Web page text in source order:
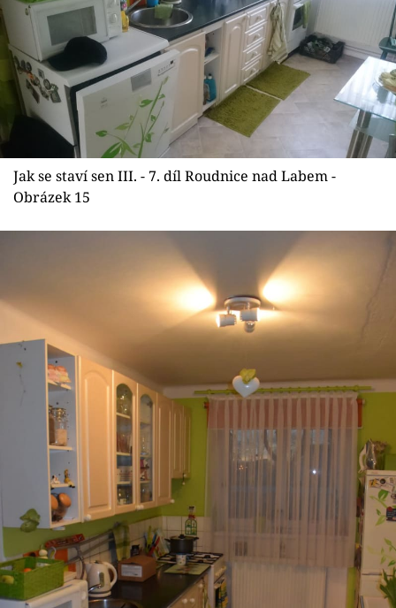
Jak se staví sen III. - 7. díl Roudnice nad Labem -
Obrázek 15